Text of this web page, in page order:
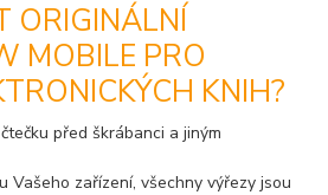
ORIGINÁLNÍ
MOBILE PRO
KNIH?
před škrábanci a jiným
Vašeho zařízení, všechny výřezy jsou